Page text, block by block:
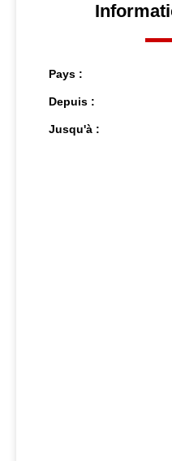
Pays :
Depuis :
Jusqu'à :